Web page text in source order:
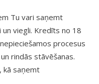
Tu vari saņemt
viegli. Kredīts no 18
procesus
rindās stāvēšanas.
kā saņemt